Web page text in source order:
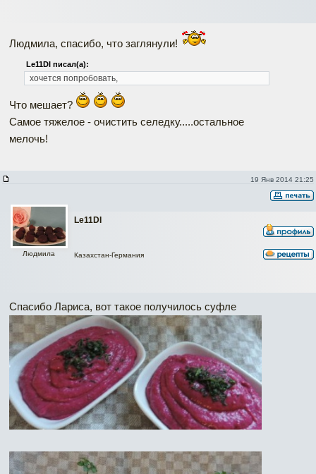
Людмила, спасибо, что заглянули!
Le11DI писал(а):
хочется попробовать,
Что мешает?
Самое тяжелое - очистить селедку.....остальное
мелочь!
19 Янв 2014 21:25
Le11DI
Людмила Казахстан-Германия
Спасибо Лариса, вот такое получилось суфле